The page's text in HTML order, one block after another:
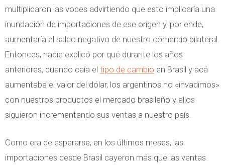
multiplicaron las voces advirtiendo que esto implicaría una
inundación de importaciones de ese origen y, por ende,
aumentaría el saldo negativo de nuestro comercio bilateral.
Entonces, nadie explicó por qué durante los años
anteriores, cuando caía el tipo de cambio en Brasil y acá
aumentaba el valor del dólar, los argentinos no «invadimos»
con nuestros productos el mercado brasileño y ellos
siguieron incrementando sus ventas a nuestro país.
Como era de esperarse, en los últimos meses, las
importaciones desde Brasil cayeron más que las ventas